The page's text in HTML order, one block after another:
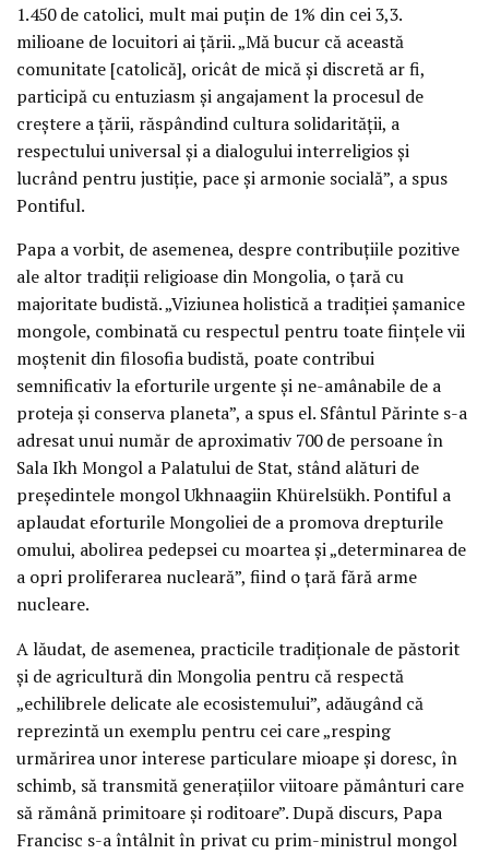
1.450 de catolici, mult mai puțin de 1% din cei 3,3.
milioane de locuitori ai țării. „Mă bucur că această
comunitate [catolică], oricât de mică și discretă ar fi,
participă cu entuziasm și angajament la procesul de
creștere a țării, răspândind cultura solidarității, a
respectului universal și a dialogului interreligios și
lucrând pentru justiție, pace și armonie socială”, a spus
Pontiful.
Papa a vorbit, de asemenea, despre contribuțiile pozitive
ale altor tradiții religioase din Mongolia, o țară cu
majoritate budistă. „Viziunea holistică a tradiției șamanice
mongole, combinată cu respectul pentru toate ființele vii
moștenit din filosofia budistă, poate contribui
semnificativ la eforturile urgente și ne-amânabile de a
proteja și conserva planeta”, a spus el. Sfântul Părinte s-a
adresat unui număr de aproximativ 700 de persoane în
Sala Ikh Mongol a Palatului de Stat, stând alături de
președintele mongol Ukhnaagiin Khürelsükh. Pontiful a
aplaudat eforturile Mongoliei de a promova drepturile
omului, abolirea pedepsei cu moartea și „determinarea de
a opri proliferarea nucleară”, fiind o țară fără arme
nucleare.
A lăudat, de asemenea, practicile tradiționale de păstorit
și de agricultură din Mongolia pentru că respectă
„echilibrele delicate ale ecosistemului”, adăugând că
reprezintă un exemplu pentru cei care „resping
urmărirea unor interese particulare mioape și doresc, în
schimb, să transmită generațiilor viitoare pământuri care
să rămână primitoare și roditoare”. După discurs, Papa
Francisc s-a întâlnit în privat cu prim-ministrul mongol